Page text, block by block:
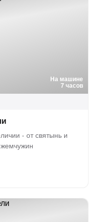
На машине
7 часов
- от святынь и